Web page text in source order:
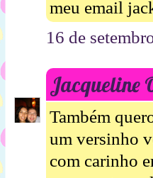
meu email
16 de
Jacqueline
Também
um versinho
com carinho